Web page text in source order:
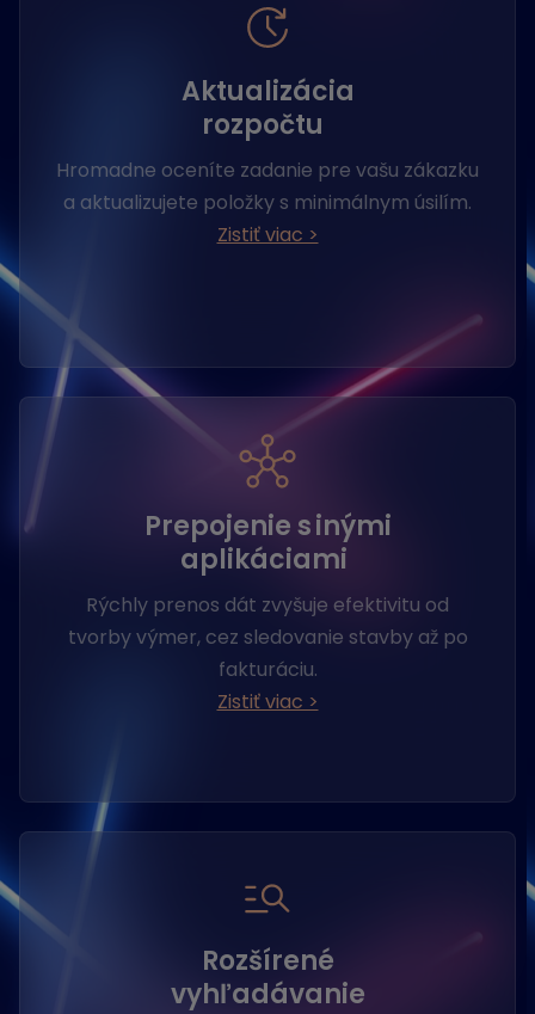
Aktualizácia
rozpočtu
Hromadne oceníte zadanie pre vašu zákazku
a aktualizujete položky s minimálnym úsilím.
Zistiť viac >
Prepojenie s inými
aplikáciami
Rýchly prenos dát zvyšuje efektivitu od
tvorby výmer, cez sledovanie stavby až po
fakturáciu.
Zistiť viac >
Rozšírené
vyhľadávanie